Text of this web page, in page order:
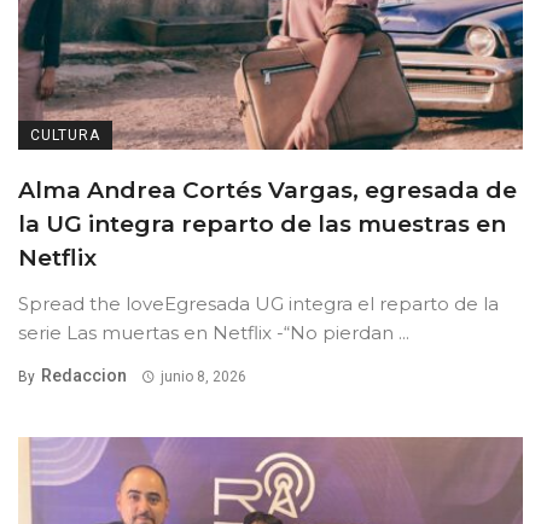
CULTURA
Alma Andrea Cortés Vargas, egresada de
la UG integra reparto de las muestras en
Netflix
Spread the loveEgresada UG integra el reparto de la
serie Las muertas en Netflix -“No pierdan ...
By Redaccion junio 8, 2026